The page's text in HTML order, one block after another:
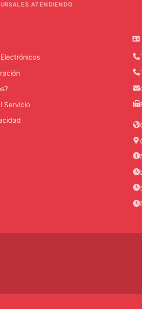
ATENDIENDO
Servicio